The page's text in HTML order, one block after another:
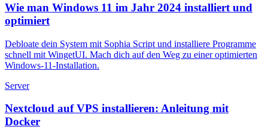
Wie man Windows 11 im Jahr 2024 installiert und
optimiert
Debloate dein System mit Sophia Script und installiere Programme
schnell mit WingetUI. Mach dich auf den Weg zu einer optimierten
Windows-11-Installation.
Server
Nextcloud auf VPS installieren: Anleitung mit
Docker